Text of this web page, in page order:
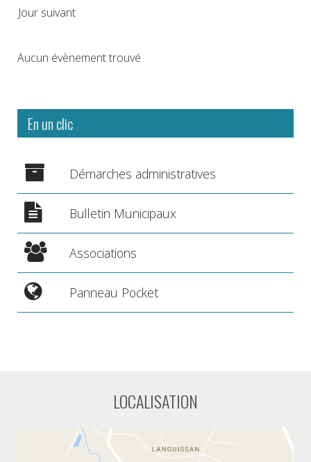
Jour suivant
Aucun évènement trouvé
En un clic
Démarches administratives
Bulletin Municipaux
Associations
Panneau Pocket
LOCALISATION